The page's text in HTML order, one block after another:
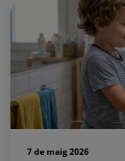
7 de maig 2026